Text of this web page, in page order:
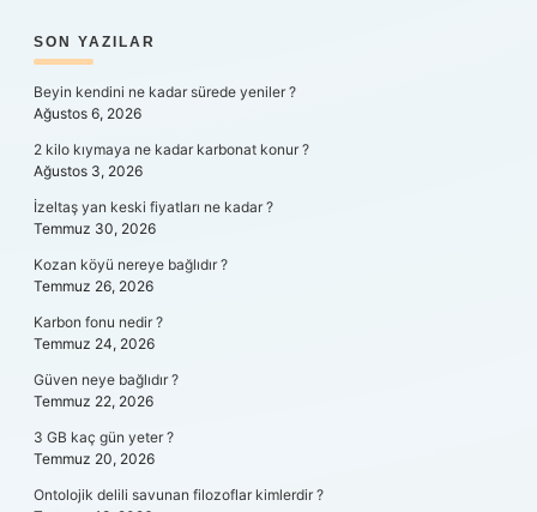
SIDEBAR
SON YAZILAR
Beyin kendini ne kadar sürede yeniler ?
Ağustos 6, 2026
2 kilo kıymaya ne kadar karbonat konur ?
Ağustos 3, 2026
İzeltaş yan keski fiyatları ne kadar ?
Temmuz 30, 2026
Kozan köyü nereye bağlıdır ?
Temmuz 26, 2026
Karbon fonu nedir ?
Temmuz 24, 2026
Güven neye bağlıdır ?
Temmuz 22, 2026
3 GB kaç gün yeter ?
Temmuz 20, 2026
Ontolojik delili savunan filozoflar kimlerdir ?